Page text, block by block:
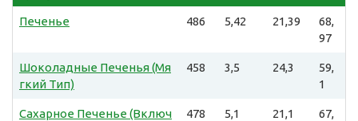
Печенье 486 5,42 21,39
68,
97
Шоколадные Печенья (Мя
гкий Тип)
458 3,5 24,3
59,
1
Сахарное Печенье (Включ
478 5,1 21,1
67,